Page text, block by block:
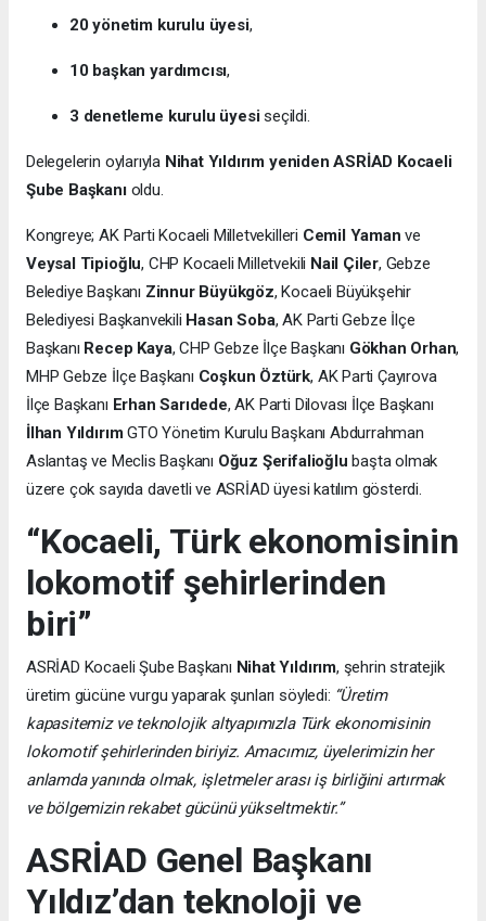
20 yönetim kurulu üyesi,
10 başkan yardımcısı,
3 denetleme kurulu üyesiseçildi.
Delegelerin oylarıyla Nihat Yıldırım yeniden ASRİAD Kocaeli
Şube Başkanıoldu.
Kongreye; AK Parti Kocaeli Milletvekilleri Cemil Yaman ve
Veysal Tipioğlu, CHP Kocaeli Milletvekili Nail Çiler, Gebze
Belediye Başkanı Zinnur Büyükgöz, Kocaeli Büyükşehir
Belediyesi Başkanvekili Hasan Soba, AK Parti Gebze İlçe
Başkanı Recep Kaya, CHP Gebze İlçe Başkanı Gökhan Orhan,
MHP Gebze İlçe Başkanı Coşkun Öztürk, AK Parti Çayırova
İlçe Başkanı Erhan Sarıdede, AK Parti Dilovası İlçe Başkanı
İlhan YıldırımGTO Yönetim Kurulu Başkanı Abdurrahman
Aslantaş ve Meclis Başkanı Oğuz Şerifalioğlu başta olmak
üzere çok sayıda davetli ve ASRİAD üyesi katılım gösterdi.
“Kocaeli, Türk ekonomisinin
lokomotif şehirlerinden
biri”
ASRİAD Kocaeli Şube Başkanı Nihat Yıldırım, şehrin stratejik
üretim gücüne vurgu yaparak şunları söyledi: “Üretim
kapasitemiz ve teknolojik altyapımızla Türk ekonomisinin
lokomotif şehirlerinden biriyiz. Amacımız, üyelerimizin her
anlamda yanında olmak, işletmeler arası iş birliğini artırmak
ve bölgemizin rekabet gücünü yükseltmektir.”
ASRİAD Genel Başkanı
Yıldız’dan teknoloji ve